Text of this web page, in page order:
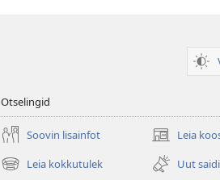
Otselingid
Soovin lisainfot Leia
(avab
uue
akna)
Leia kokkutulek
(avab
Uut